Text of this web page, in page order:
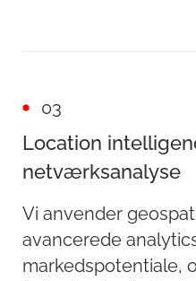
03
Location
netværksanalyse
Vi anvender
avancerede
markedspotentiale,